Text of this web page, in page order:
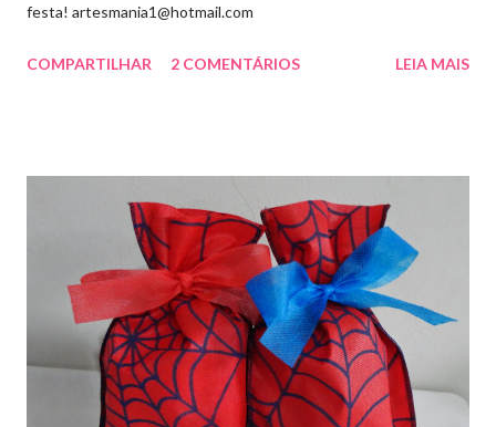
festa! artesmania1@hotmail.com
COMPARTILHAR 2 COMENTÁRIOS LEIA MAIS